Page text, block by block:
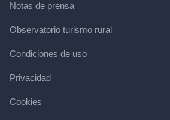
Notas de prensa
Observatorio turismo rural
Condiciones de uso
Privacidad
Cookies